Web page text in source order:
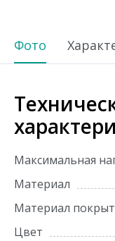
Фото
Максимальная
Материал
Материал
Цвет